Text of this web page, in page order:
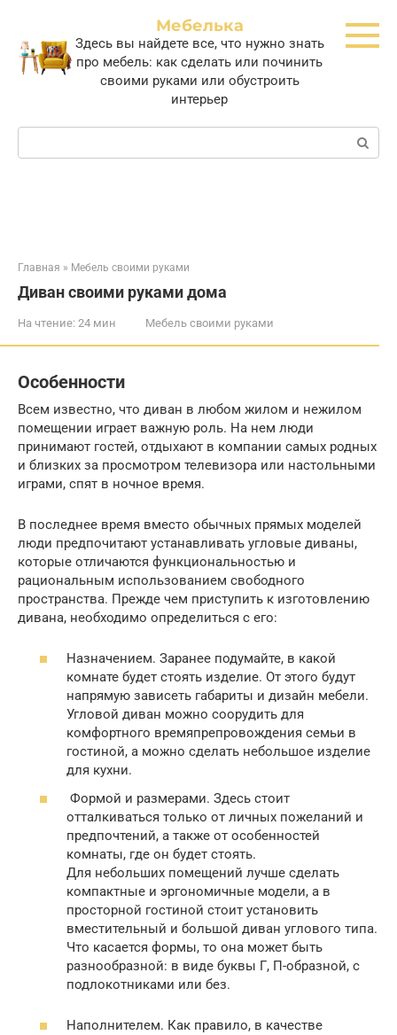
контенту
Мебелька
Здесь вы найдете все, что нужно знать
про мебель: как сделать или починить
своими руками или обустроить
интерьер
Поиск:
Главная » Мебель своими руками
Диван своими руками дома
На чтение: 24 мин Мебель своими руками
Особенности
Всем известно, что диван в любом жилом и нежилом
помещении играет важную роль. На нем люди
принимают гостей, отдыхают в компании самых родных
и близких за просмотром телевизора или настольными
играми, спят в ночное время.
В последнее время вместо обычных прямых моделей
люди предпочитают устанавливать угловые диваны,
которые отличаются функциональностью и
рациональным использованием свободного
пространства. Прежде чем приступить к изготовлению
дивана, необходимо определиться с его:
Назначением. Заранее подумайте, в какой
комнате будет стоять изделие. От этого будут
напрямую зависеть габариты и дизайн мебели.
Угловой диван можно соорудить для
комфортного времяпрепровождения семьи в
гостиной, а можно сделать небольшое изделие
для кухни.
Формой и размерами. Здесь стоит
отталкиваться только от личных пожеланий и
предпочтений, а также от особенностей
комнаты, где он будет стоять.
Для небольших помещений лучше сделать
компактные и эргономичные модели, а в
просторной гостиной стоит установить
вместительный и большой диван углового типа.
Что касается формы, то она может быть
разнообразной: в виде буквы Г, П-образной, с
подлокотниками или без.
Наполнителем. Как правило, в качестве